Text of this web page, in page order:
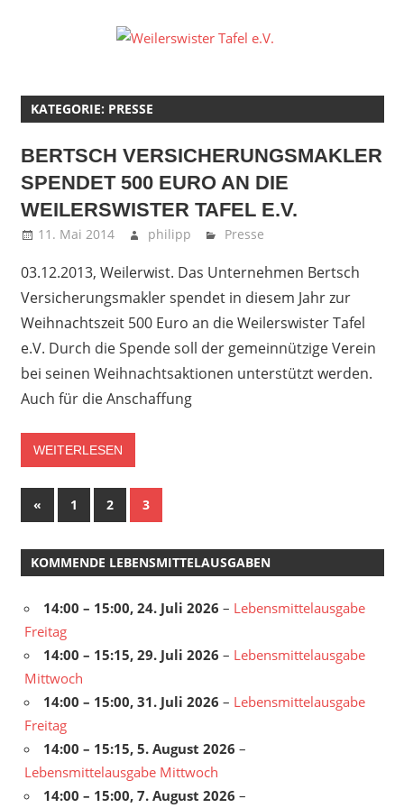
e.V.
KATEGORIE: PRESSE
BERTSCH VERSICHERUNGSMAKLER
SPENDET 500 EURO AN DIE
WEILERSWISTER TAFEL E.V.
11. Mai 2014 philipp Presse
03.12.2013, Weilerwist. Das Unternehmen Bertsch
Versicherungsmakler spendet in diesem Jahr zur
Weihnachtszeit 500 Euro an die Weilerswister Tafel
e.V. Durch die Spende soll der gemeinnützige Verein
bei seinen Weihnachtsaktionen unterstützt werden.
Auch für die Anschaffung
WEITERLESEN
Seitennummerierung
Beiträge
«Vorherige
Beiträge
1 2 3
KOMMENDE LEBENSMITTELAUSGABEN
14:00 – 15:00, 24. Juli 2026 – Lebensmittelausgabe
Freitag
14:00 – 15:15, 29. Juli 2026 – Lebensmittelausgabe
Mittwoch
14:00 – 15:00, 31. Juli 2026 – Lebensmittelausgabe
Freitag
14:00 – 15:15, 5. August 2026 –
Lebensmittelausgabe Mittwoch
14:00 – 15:00, 7. August 2026 –